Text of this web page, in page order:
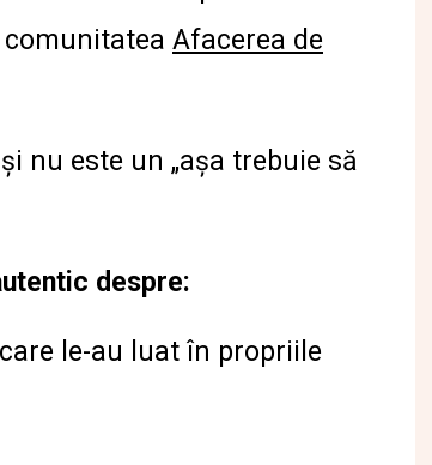
Afacerea de
nu este un „așa trebuie să
despre:
le-au luat în propriile